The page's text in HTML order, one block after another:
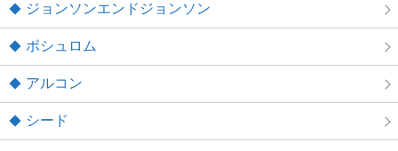
ジョンソンエンドジョンソン
ボシュロム
アルコン
シード